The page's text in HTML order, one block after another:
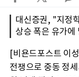
대신증권, "지정
상승 폭은 유가에
[비욘드포스트 이
전쟁으로 중동 정